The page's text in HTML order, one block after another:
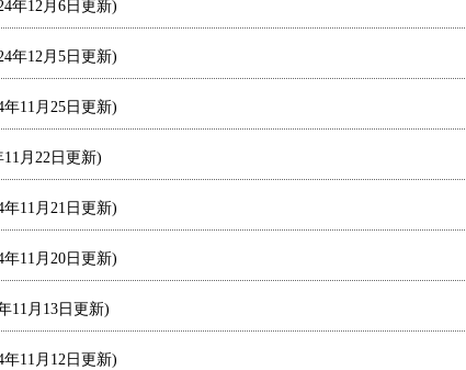
年12月6日更新)
年12月5日更新)
年11月25日更新)
11月22日更新)
年11月21日更新)
年11月20日更新)
11月13日更新)
年11月12日更新)